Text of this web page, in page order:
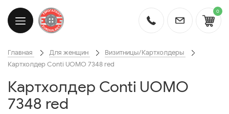
0
Главная Для женщин
Визитницы/Картхолдеры
Картхолдер Conti UOMO 7348 red
Картхолдер Conti UOMO
7348 red